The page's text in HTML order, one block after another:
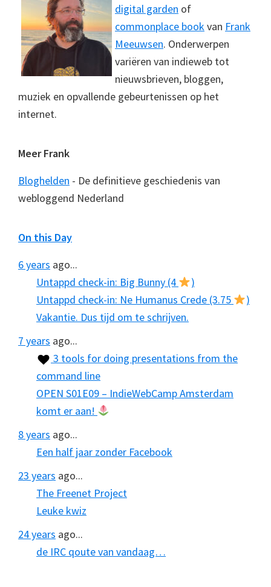
digital garden of
commonplace bookvan Frank
Meeuwsen. Onderwerpen
variëren van indieweb tot
nieuwsbrieven, bloggen,
muziek en opvallende gebeurtenissen op het
internet.
Meer Frank
Bloghelden - De definitieve geschiedenis van
webloggend Nederland
On this Day
6 years ago...
Untappd check-in: Big Bunny (4
)
Untappd check-in: Ne Humanus Crede (3.75
)
Vakantie. Dus tijd om te schrijven.
7 years ago...
3 tools for doing presentations from the
command line
OPEN S01E09 – IndieWebCamp Amsterdam
komt er aan!
8 years ago...
Een half jaar zonder Facebook
23 years ago...
The Freenet Project
Leuke kwiz
24 years ago...
de IRC qoute van vandaag…